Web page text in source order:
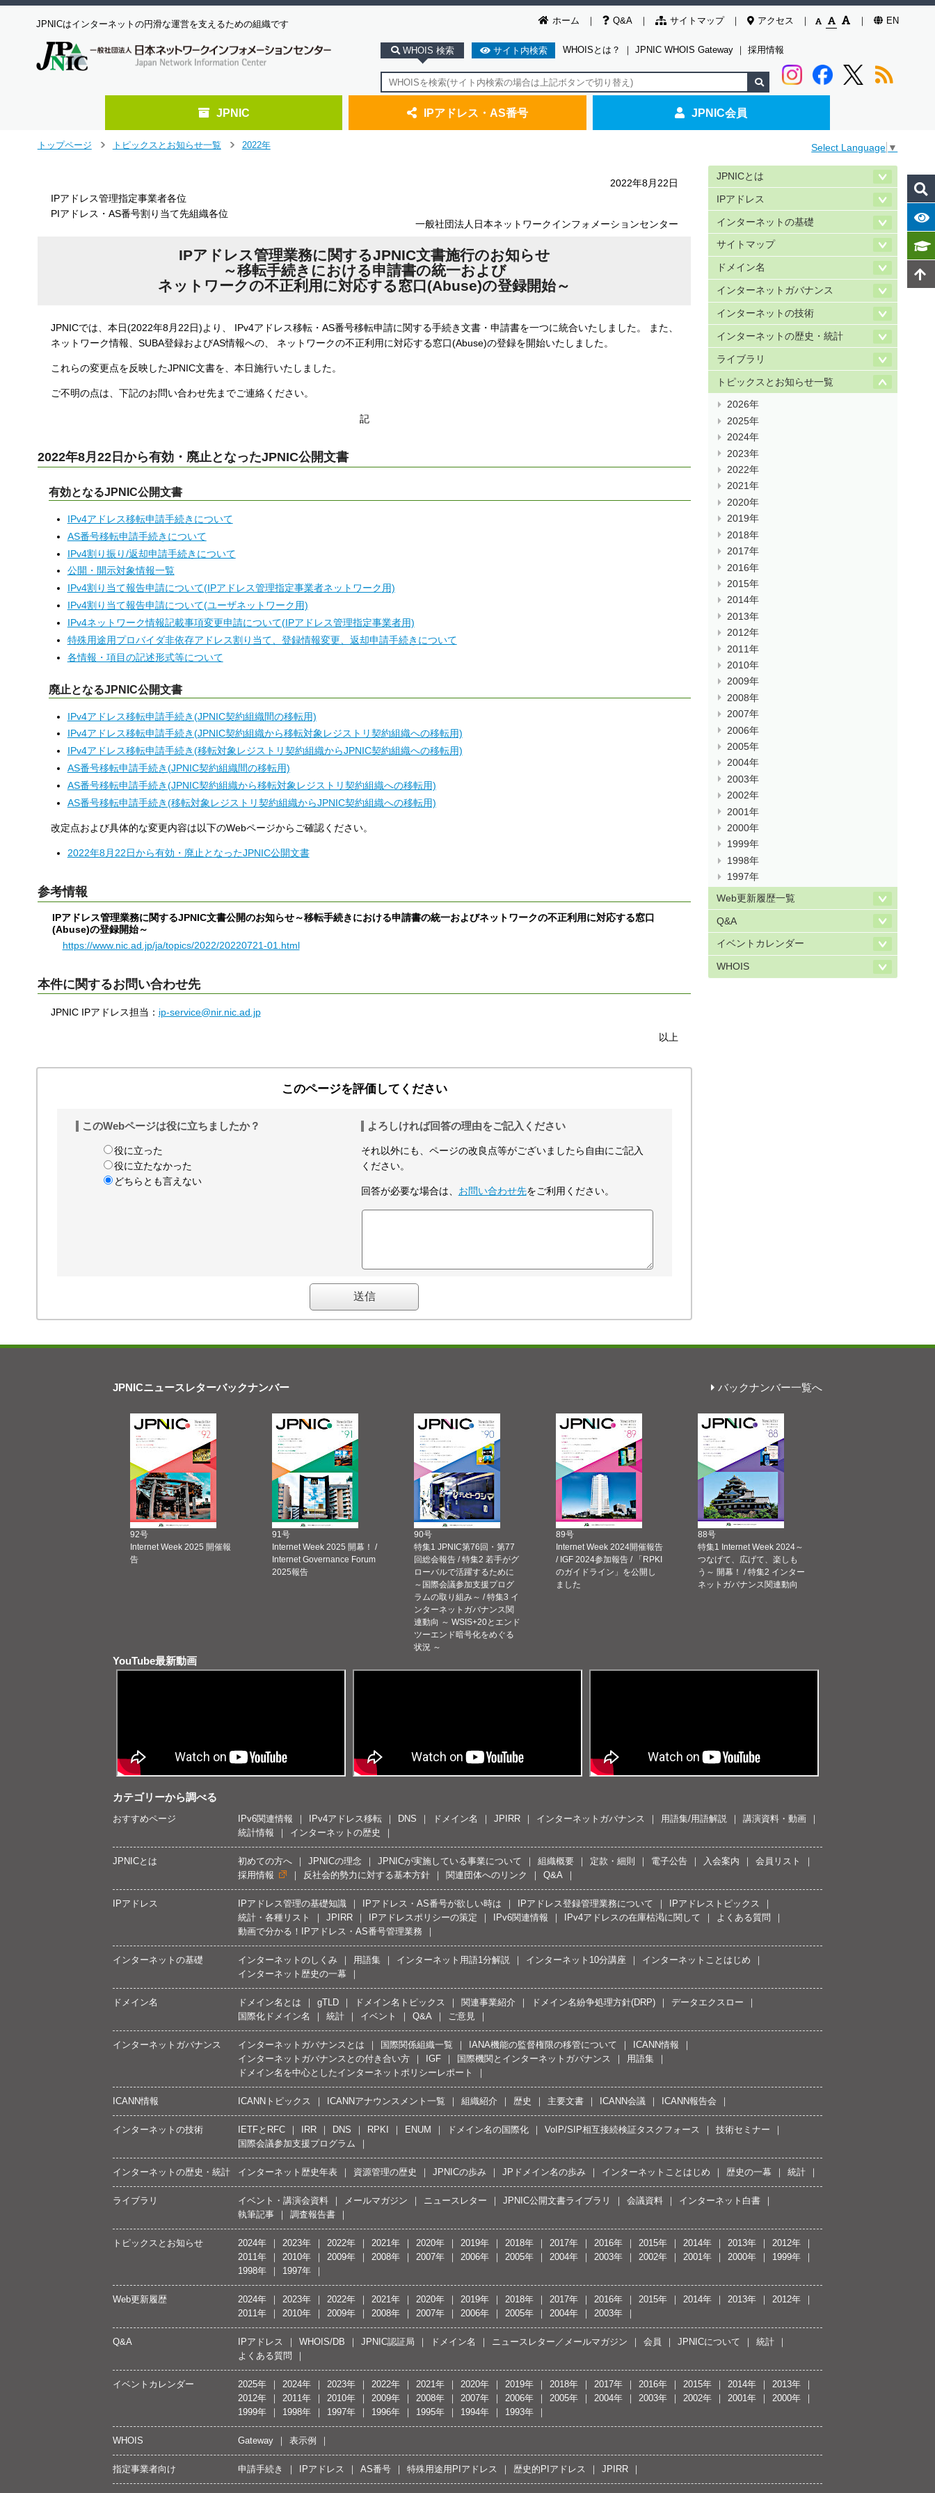
ホーム Q&A サイトマップ アクセス EN
JPNICはインターネットの円滑な運営を支えるための組織です
WHOIS 検索 サイト内検索 WHOISとは？ ｜ JPNIC WHOIS Gateway ｜ 採用情報
JPNIC IPアドレス・AS番号 JPNIC会員
トップページ
トピックスとお知らせ一覧
2022年 Select Language ▼
2022年8月22日
IPアドレス管理指定事業者各位
PIアドレス・AS番号割り当て先組織各位
一般社団法人日本ネットワークインフォメーションセンター
IPアドレス管理業務に関するJPNIC文書施行のお知らせ
～移転手続きにおける申請書の統一および
ネットワークの不正利用に対応する窓口(Abuse)の登録開始～
JPNICでは、本日(2022年8月22日)より、 IPv4アドレス移転・AS番号移転申請に関する手続き文書・申請書を一つに統合いたしました。 また、
ネットワーク情報、SUBA登録およびAS情報への、 ネットワークの不正利用に対応する窓口(Abuse)の登録を開始いたしました。
これらの変更点を反映したJPNIC文書を、本日施行いたしました。
ご不明の点は、下記のお問い合わせ先までご連絡ください。
記
2022年8月22日から有効・廃止となったJPNIC公開文書
有効となるJPNIC公開文書
IPv4アドレス移転申請手続きについて
AS番号移転申請手続きについて
IPv4割り振り/返却申請手続きについて
公開・開示対象情報一覧
IPv4割り当て報告申請について(IPアドレス管理指定事業者ネットワーク用)
IPv4割り当て報告申請について(ユーザネットワーク用)
IPv4ネットワーク情報記載事項変更申請について(IPアドレス管理指定事業者用)
特殊用途用プロバイダ非依存アドレス割り当て、登録情報変更、返却申請手続きについて
各情報・項目の記述形式等について
廃止となるJPNIC公開文書
IPv4アドレス移転申請手続き(JPNIC契約組織間の移転用)
IPv4アドレス移転申請手続き(JPNIC契約組織から移転対象レジストリ契約組織への移転用)
IPv4アドレス移転申請手続き(移転対象レジストリ契約組織からJPNIC契約組織への移転用)
AS番号移転申請手続き(JPNIC契約組織間の移転用)
AS番号移転申請手続き(JPNIC契約組織から移転対象レジストリ契約組織への移転用)
AS番号移転申請手続き(移転対象レジストリ契約組織からJPNIC契約組織への移転用)
改定点および具体的な変更内容は以下のWebページからご確認ください。
2022年8月22日から有効・廃止となったJPNIC公開文書
参考情報
IPアドレス管理業務に関するJPNIC文書公開のお知らせ～移転手続きにおける申請書の統一およびネットワークの不正利用に対応する窓口
(Abuse)の登録開始～
https://www.nic.ad.jp/ja/topics/2022/20220721-01.html
本件に関するお問い合わせ先
JPNIC IPアドレス担当： ip-service@nir.nic.ad.jp
以上
JPNICとは
IPアドレス
インターネットの基礎
サイトマップ
ドメイン名
インターネットガバナンス
インターネットの技術
インターネットの歴史・統計
ライブラリ
トピックスとお知らせ一覧
2026年
2025年
2024年
2023年
2022年
2021年
2020年
2019年
2018年
2017年
2016年
2015年
2014年
2013年
2012年
2011年
2010年
2009年
2008年
2007年
2006年
2005年
2004年
2003年
2002年
2001年
2000年
1999年
1998年
1997年
Web更新履歴一覧
Q&A
イベントカレンダー
WHOIS
このページを評価してください
このWebページは役に立ちましたか？
役に立った
役に立たなかった
どちらとも言えない
よろしければ回答の理由をご記入ください
それ以外にも、ページの改良点等がございましたら自由にご記入
ください。
回答が必要な場合は、 お問い合わせ先をご利用ください。
JPNICニュースレターバックナンバー バックナンバー一覧へ
92号
Internet Week 2025 開催報
告
91号
Internet Week 2025 開幕！ /
Internet Governance Forum
2025報告
90号
特集1 JPNIC第76回・第77
回総会報告 / 特集2 若手がグ
ローバルで活躍するために
～国際会議参加支援プログ
ラムの取り組み～ / 特集3 イ
ンターネットガバナンス関
連動向 ～ WSIS+20とエンド
ツーエンド暗号化をめぐる
状況 ～
89号
Internet Week 2024開催報告
/ IGF 2024参加報告 / 「RPKI
のガイドライン」を公開し
ました
88号
特集1 Internet Week 2024～
つなげて、広げて、楽しも
う～ 開幕！ / 特集2 インター
ネットガバナンス関連動向
YouTube最新動画
カテゴリーから調べる
おすすめページ IPv6関連情報 IPv4アドレス移転 DNS ドメイン名 JPIRR インターネットガバナンス 用語集/用語解説
講演資料・動画
統計情報
インターネットの歴史
JPNICとは 初めての方へ JPNICの理念 JPNICが実施している事業について 組織概要 定款・細則 電子公告 入会案内
会員リスト
採用情報
反社会的勢力に対する基本方針 関連団体へのリンク Q&A
IPアドレス IPアドレス管理の基礎知識 IPアドレス・AS番号が欲しい時は IPアドレス登録管理業務について
IPアドレストピックス
統計・各種リスト
JPIRR IPアドレスポリシーの策定 IPv6関連情報 IPv4アドレスの在庫枯渇に関して
よくある質問
動画で分かる！IPアドレス・AS番号管理業務
インターネットの基礎 インターネットのしくみ 用語集 インターネット用語1分解説 インターネット10分講座
インターネットことはじめ
インターネット歴史の一幕
ドメイン名 ドメイン名とは gTLD ドメイン名トピックス 関連事業紹介 ドメイン名紛争処理方針(DRP)
データエクスロー
国際化ドメイン名
統計 イベント Q&A ご意見
インターネットガバナンス インターネットガバナンスとは 国際関係組織一覧 IANA機能の監督権限の移管について
ICANN情報
インターネットガバナンスとの付き合い方
IGF 国際機関とインターネットガバナンス
用語集
ドメイン名を中心としたインターネットポリシーレポート
ICANN情報 ICANNトピックス ICANNアナウンスメント一覧 組織紹介 歴史 主要文書 ICANN会議 ICANN報告会
インターネットの技術 IETFとRFC IRR DNS RPKI ENUM ドメイン名の国際化 VoIP/SIP相互接続検証タスクフォース
技術セミナー
国際会議参加支援プログラム
インターネットの歴史・統計 インターネット歴史年表 資源管理の歴史 JPNICの歩み JPドメイン名の歩み インターネットことはじめ 歴史の一幕 統計
ライブラリ イベント・講演会資料 メールマガジン ニュースレター JPNIC公開文書ライブラリ 会議資料
インターネット白書
執筆記事
調査報告書
トピックスとお知らせ 2024年 2023年 2022年 2021年 2020年 2019年 2018年 2017年 2016年 2015年 2014年 2013年
2012年
2011年
2010年 2009年 2008年 2007年 2006年 2005年 2004年 2003年 2002年 2001年 2000年
1999年
1998年
1997年
Web更新履歴 2024年 2023年 2022年 2021年 2020年 2019年 2018年 2017年 2016年 2015年 2014年 2013年
2012年
2011年
2010年 2009年 2008年 2007年 2006年 2005年 2004年 2003年
Q&A IPアドレス WHOIS/DB JPNIC認証局 ドメイン名 ニュースレター／メールマガジン 会員 JPNICについて
統計
よくある質問
イベントカレンダー 2025年 2024年 2023年 2022年 2021年 2020年 2019年 2018年 2017年 2016年 2015年 2014年
2013年
2012年
2011年 2010年 2009年 2008年 2007年 2006年 2005年 2004年 2003年 2002年 2001年
2000年
1999年
1998年 1997年 1996年 1995年 1994年 1993年
WHOIS Gateway 表示例
指定事業者向け 申請手続き IPアドレス AS番号 特殊用途用PIアドレス 歴史的PIアドレス JPIRR